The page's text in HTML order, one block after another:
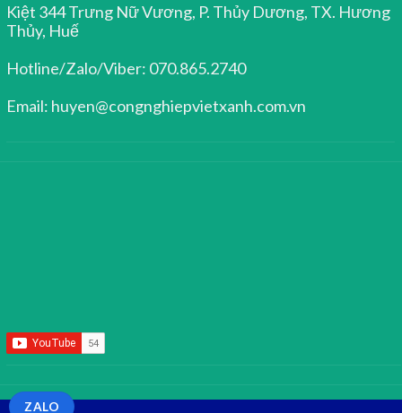
Kiệt 344 Trưng Nữ Vương, P. Thủy Dương, TX. Hương
Thủy, Huế
Hotline/Zalo/Viber: 070.865.2740
Email: huyen@congnghiepvietxanh.com.vn
ZALO